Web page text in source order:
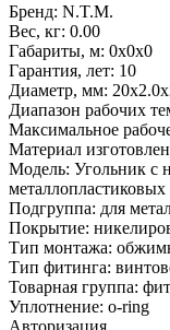
Бренд: N.T.M.
Вес, кг: 0.00
Габариты, м: 0x0x0
Гарантия, лет: 10
Диаметр, мм:
Диапазон рабочих
Максимальное
Материал
Модель: Угольник с
металлопластиковых
Подгруппа: для
Покрытие:
Тип монтажа:
Тип фитинга:
Товарная группа:
Уплотнение: o-ring
Авторизация